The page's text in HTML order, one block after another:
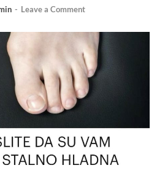
- Leave a Comment